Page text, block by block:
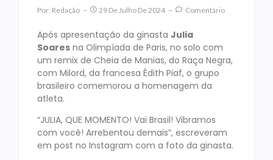
Por: Redação 29 De Julho De 2024 Comentário
Após apresentação da ginasta Julia
Soares na Olimpíada de Paris, no solo com
um remix de Cheia de Manias, do Raça Negra,
com Milord, da francesa Édith Piaf, o grupo
brasileiro comemorou a homenagem da
atleta.
“JULIA, QUE MOMENTO! Vai Brasil! Vibramos
com você! Arrebentou demais”, escreveram
em post no Instagram com a foto da ginasta.